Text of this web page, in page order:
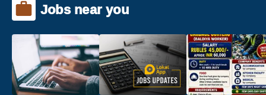
Jobs near you